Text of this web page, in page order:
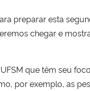
preparar esta
chegar e
que têm seu
por exemplo, as